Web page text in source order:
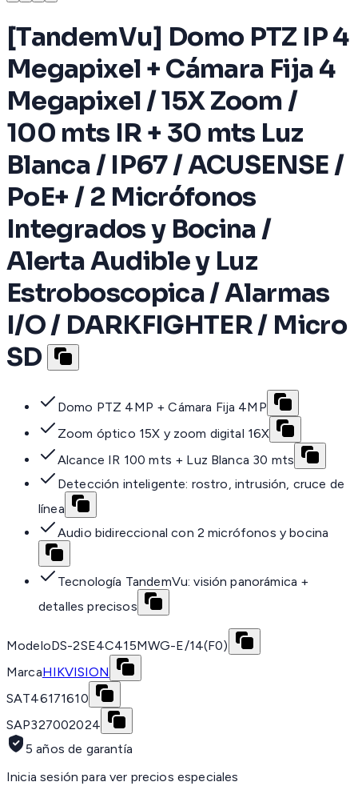
[TandemVu] Domo PTZ IP 4
Megapixel + Cámara Fija 4
Megapixel / 15X Zoom /
100 mts IR + 30 mts Luz
Blanca / IP67 / ACUSENSE /
PoE+ / 2 Micrófonos
Integrados y Bocina /
Alerta Audible y Luz
Estroboscopica / Alarmas
I/O / DARKFIGHTER / Micro
SD
Domo PTZ 4MP + Cámara Fija 4MP
Zoom óptico 15X y zoom digital 16X
Alcance IR 100 mts + Luz Blanca 30 mts
Detección inteligente: rostro, intrusión, cruce de
línea
Audio bidireccional con 2 micrófonos y bocina
Tecnología TandemVu: visión panorámica +
detalles precisos
ModeloDS-2SE4C415MWG-E/14(F0)
MarcaHIKVISION
SAT46171610
SAP327002024
5 años de garantía
Inicia sesión para ver precios especiales